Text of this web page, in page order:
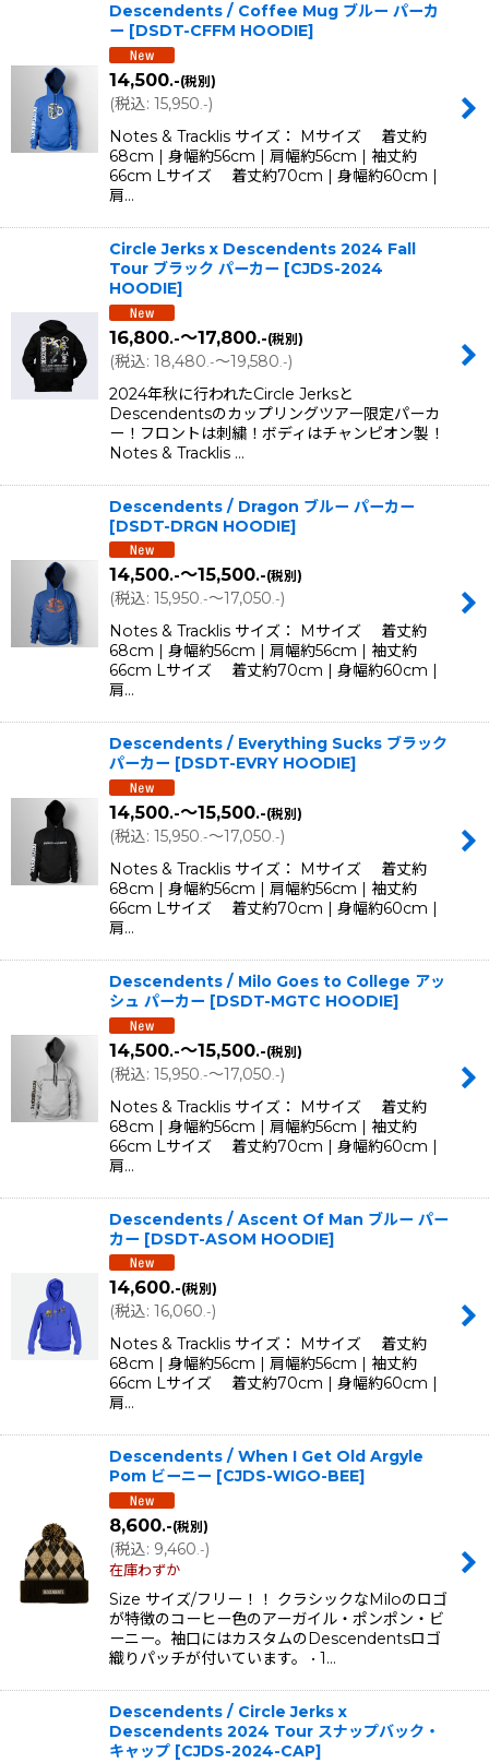
Descendents / Coffee Mug ブルー パーカ
ー [DSDT-CFFM HOODIE]
14,500.-(税別)
(税込: 15,950 .-)
Notes & Tracklis サイズ： Mサイズ 着丈約
68cm | 身幅約56cm | 肩幅約56cm | 袖丈約
66cm Lサイズ 着丈約70cm | 身幅約60cm |
肩…
Circle Jerks x Descendents 2024 Fall
Tour ブラック パーカー [CJDS-2024
HOODIE]
16,800.-～17,800.-(税別)
(税込: 18,480 .-～19,580 .-)
2024年秋に行われたCircle Jerksと
Descendentsのカップリングツアー限定パーカ
ー！フロントは刺繍！ボディはチャンピオン製！
Notes & Tracklis …
Descendents / Dragon ブルー パーカー
[DSDT-DRGN HOODIE]
14,500.-～15,500.-(税別)
(税込: 15,950.-～17,050.-)
Notes & Tracklis サイズ： Mサイズ 着丈約
68cm | 身幅約56cm | 肩幅約56cm | 袖丈約
66cm Lサイズ 着丈約70cm | 身幅約60cm |
肩…
Descendents / Everything Sucks ブラック
パーカー [DSDT-EVRY HOODIE]
14,500.-～15,500.-(税別)
(税込: 15,950.-～17,050.-)
Notes & Tracklis サイズ： Mサイズ 着丈約
68cm | 身幅約56cm | 肩幅約56cm | 袖丈約
66cm Lサイズ 着丈約70cm | 身幅約60cm |
肩…
Descendents / Milo Goes to College アッ
シュ パーカー [DSDT-MGTC HOODIE]
14,500.-～15,500.-(税別)
(税込: 15,950 .-～17,050 .-)
Notes & Tracklis サイズ： Mサイズ 着丈約
68cm | 身幅約56cm | 肩幅約56cm | 袖丈約
66cm Lサイズ 着丈約70cm | 身幅約60cm |
肩…
Descendents / Ascent Of Man ブルー パー
カー [DSDT-ASOM HOODIE]
14,600.-(税別)
(税込: 16,060.-)
Notes & Tracklis サイズ： Mサイズ 着丈約
68cm | 身幅約56cm | 肩幅約56cm | 袖丈約
66cm Lサイズ 着丈約70cm | 身幅約60cm |
肩…
Descendents / When I Get Old Argyle
Pom ビーニー [CJDS-WIGO-BEE]
8,600.-(税別)
(税込: 9,460.-)
在庫わずか
Size サイズ/フリー！！ クラシックなMiloのロゴ
が特徴のコーヒー色のアーガイル・ポンポン・ビ
ーニー。袖口にはカスタムのDescendentsロゴ
織りパッチが付いています。 • 1…
Descendents / Circle Jerks x
Descendents 2024 Tour スナップバック・
キャップ [CJDS-2024-CAP]